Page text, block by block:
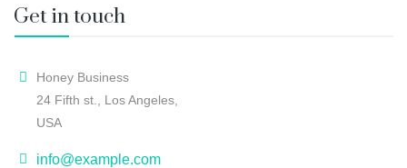
Get in touch
Honey Business
24 Fifth st., Los Angeles,
USA
info@example.com